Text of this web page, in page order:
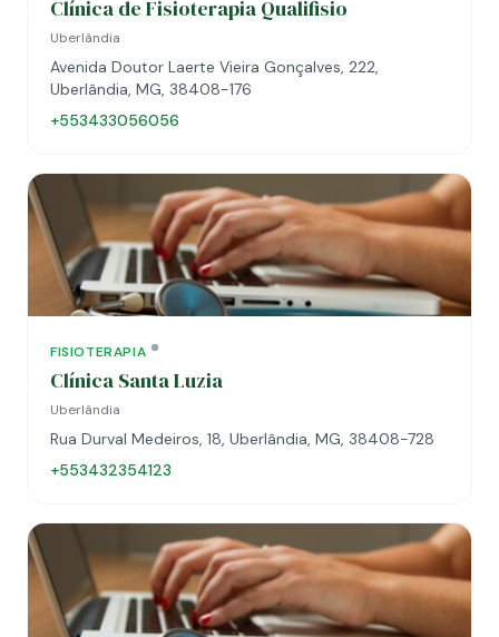
Clínica de Fisioterapia Qualifisio
Uberlândia
Avenida Doutor Laerte Vieira Gonçalves, 222,
Uberlândia, MG, 38408-176
+553433056056
FISIOTERAPIA
Clínica Santa Luzia
Uberlândia
Rua Durval Medeiros, 18, Uberlândia, MG, 38408-728
+553432354123